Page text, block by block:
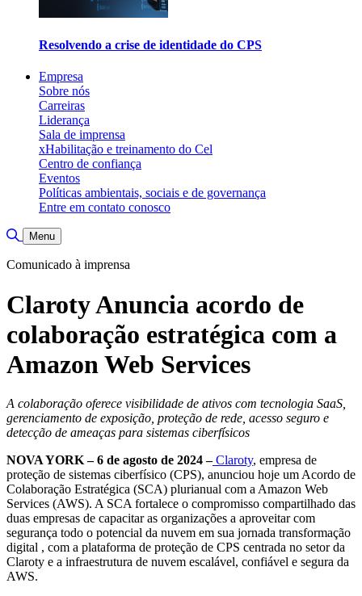
Resolvendo a crise de identidade do CPS
Empresa
Sobre nós
Carreiras
Liderança
Sala de imprensa
xHabilitação e treinamento do Cel
Centro de confiança
Eventos
Políticas ambientais, sociais e de governança
Entre em contato conosco
Alternar pesquisa
Menu
Comunicado à imprensa
Claroty Anuncia acordo de
colaboração estratégica com a
Amazon Web Services
A colaboração oferece visibilidade de ativos com tecnologia SaaS,
gerenciamento de exposição, proteção de rede, acesso seguro e
detecção de ameaças para sistemas ciberfísicos
NOVA YORK – 6 de agosto de 2024 – Claroty, empresa de
proteção de sistemas ciberfísico (CPS), anunciou hoje um Acordo de
Colaboração Estratégica (SCA) plurianual com a Amazon Web
Services (AWS). A SCA fortalece o compromisso compartilhado das
duas empresas de capacitar as organizações a aproveitar com
segurança todo o potencial da nuvem em sua jornada transformação
digital , com a plataforma de proteção de CPS centrada no setor da
Claroty e a infraestrutura de nuvem escalável, confiável e segura da
AWS.